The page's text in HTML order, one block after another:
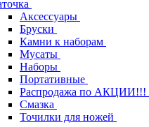
Аксессуары
Бруски
Камни к наборам
Мусаты
Наборы
Портативные
Распродажа по АКЦИИ!!!
Смазка
Точилки для ножей